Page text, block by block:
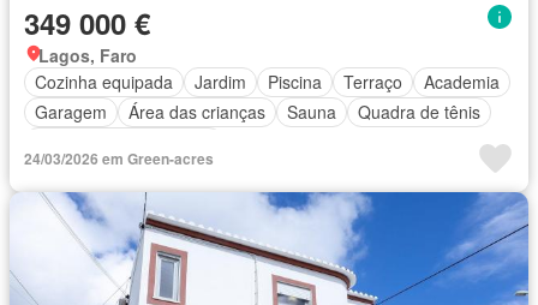
349 000 €
Lagos, Faro
Cozinha equipada
Jardim Piscina Terraço
Academia
Garagem
Área das crianças Sauna
Quadra de tênis
24/03/2026 em Green-acres